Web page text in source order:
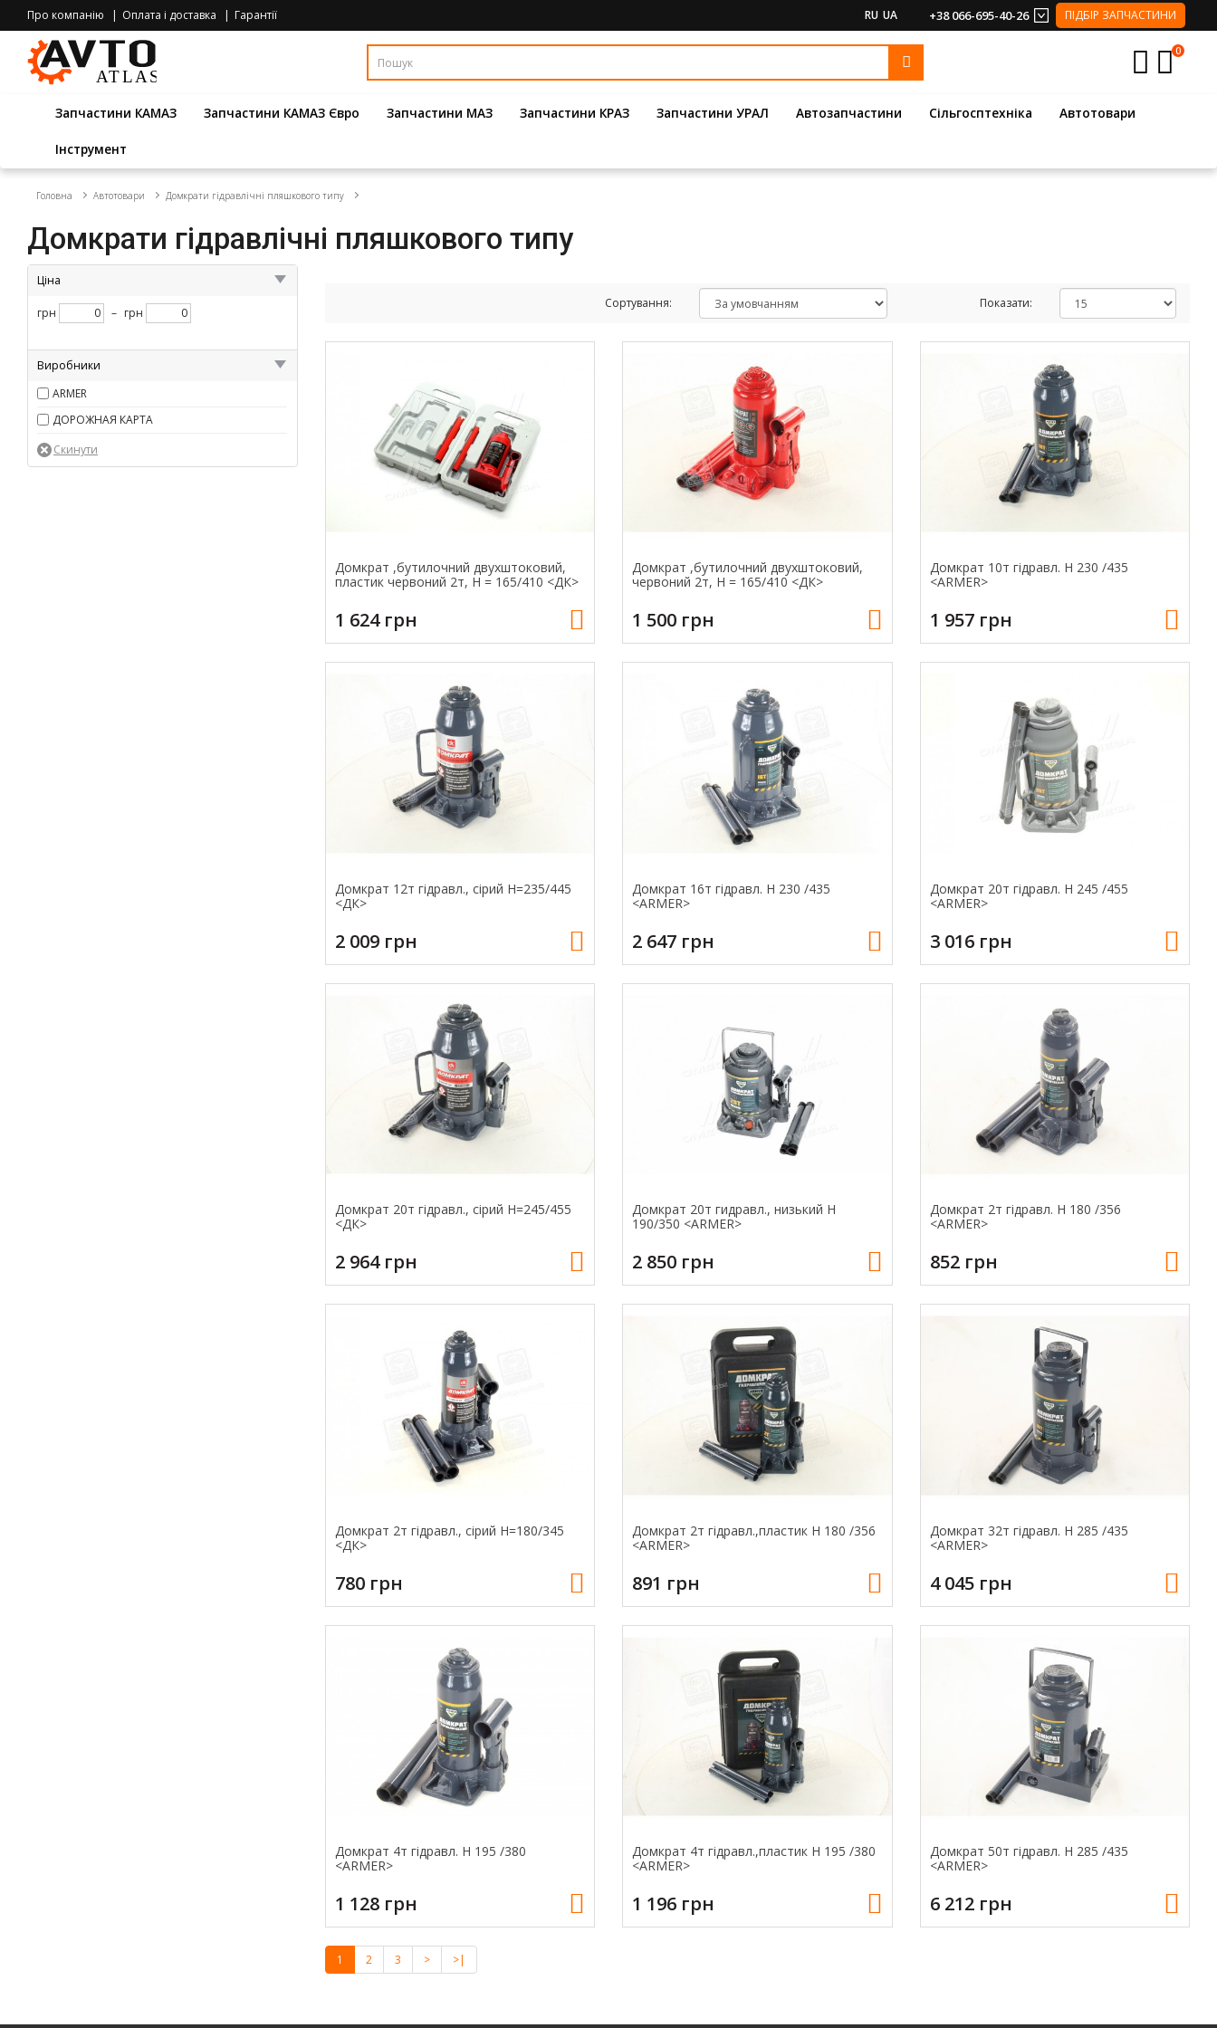
Про компанію Оплата і доставка Гарантії RU UA +38 066-695-40-26 ПІДБІР ЗАПЧАСТИНИ
0
Запчастини КАМАЗ Запчастини КАМАЗ Євро Запчастини МАЗ Запчастини КРАЗ Запчастини УРАЛ Автозапчастини Сільгосптехніка Автотовари
Інструмент
Головна Автотовари Домкрати гідравлічні пляшкового типу
Домкрати гідравлічні пляшкового типу
Ціна
грн – грн
Виробники
ARMER
ДОРОЖНАЯ КАРТА
Сортування: Показати:
Домкрат ,бутилочний двухштоковий,
пластик червоний 2т, H = 165/410 <ДК>
1 624 грн
Домкрат ,бутилочний двухштоковий,
червоний 2т, H = 165/410 <ДК>
1 500 грн
Домкрат 10т гiдравл. H 230 /435
<ARMER>
1 957 грн
Домкрат 12т гідравл., сірий H=235/445
<ДК>
2 009 грн
Домкрат 16т гiдравл. H 230 /435
<ARMER>
2 647 грн
Домкрат 20т гiдравл. H 245 /455
<ARMER>
3 016 грн
Домкрат 20т гідравл., сірий H=245/455
<ДК>
2 964 грн
Домкрат 20т гидравл., низький H
190/350 <ARMER>
2 850 грн
Домкрат 2т гідравл. H 180 /356
<ARMER>
852 грн
Домкрат 2т гідравл., сірий H=180/345
<ДК>
780 грн
Домкрат 2т гідравл.,пластик H 180 /356
<ARMER>
891 грн
Домкрат 32т гiдравл. H 285 /435
<ARMER>
4 045 грн
Домкрат 4т гідравл. H 195 /380
<ARMER>
1 128 грн
Домкрат 4т гідравл.,пластик H 195 /380
<ARMER>
1 196 грн
Домкрат 50т гiдравл. H 285 /435
<ARMER>
6 212 грн
1 2 3 > >|